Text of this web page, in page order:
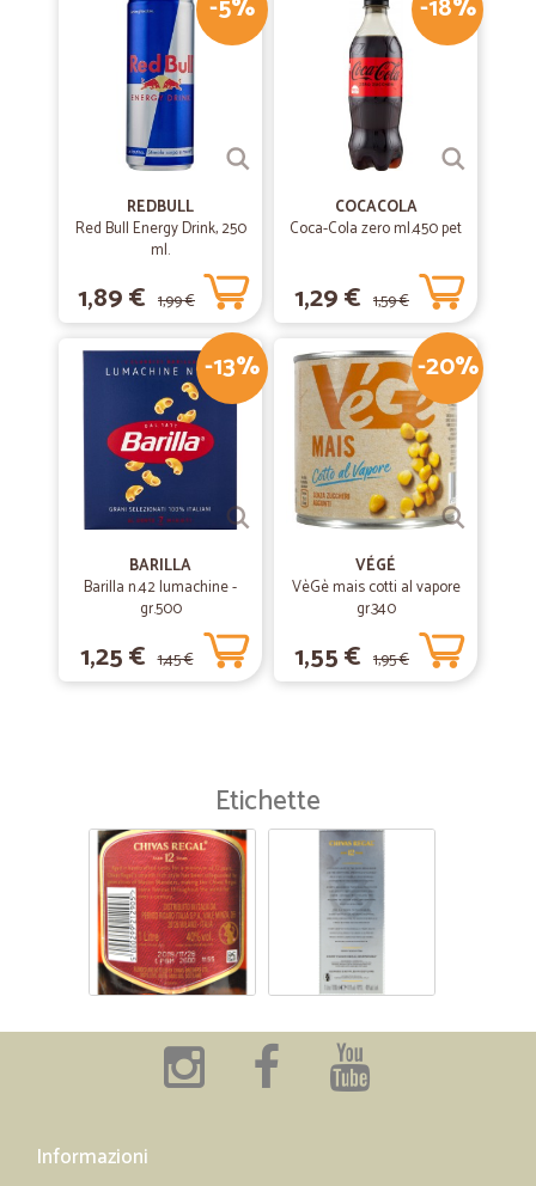
-5%
REDBULL
Red Bull Energy Drink, 250
ml.
1,89 € 1,99 €
-18%
COCACOLA
Coca-Cola zero ml.450 pet
1,29 € 1,59 €
-13%
BARILLA
Barilla n.42 lumachine -
gr.500
1,25 € 1,45 €
-20%
VÉGÉ
VèGè mais cotti al vapore
gr.340
1,55 € 1,95 €
Etichette
Informazioni